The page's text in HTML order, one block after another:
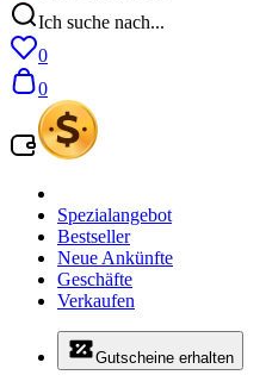
Ich suche nach...
0
0
Spezialangebot
Bestseller
Neue Ankünfte
Geschäfte
Verkaufen
Gutscheine erhalten